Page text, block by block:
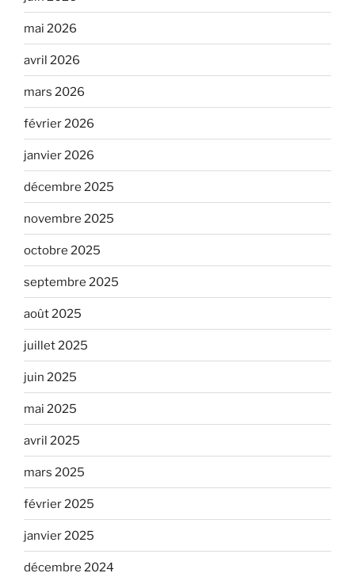
mai 2026
avril 2026
mars 2026
février 2026
janvier 2026
décembre 2025
novembre 2025
octobre 2025
septembre 2025
août 2025
juillet 2025
juin 2025
mai 2025
avril 2025
mars 2025
février 2025
janvier 2025
décembre 2024